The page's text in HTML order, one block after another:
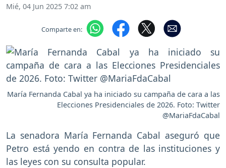
Mié, 04 Jun 2025 7:02 am
Comparte en:
María Fernanda Cabal ya ha iniciado su campaña de cara a las
Elecciones Presidenciales de 2026. Foto: Twitter
@MariaFdaCabal
La senadora María Fernanda Cabal aseguró que
Petro está yendo en contra de las instituciones y
las leyes con su consulta popular.